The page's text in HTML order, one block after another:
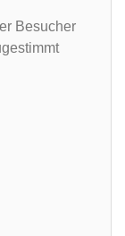
Besucher